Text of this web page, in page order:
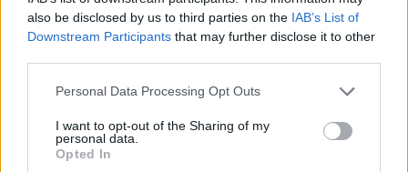
also be disclosed by us to third parties on the IAB’s List of
Downstream Participants that may further disclose it to other
Please note that this website/app uses one or more Google
not limited to your visit or usage behaviour. You may click to
grant or deny consent to Google and its third-party tags to
use your data for below specified purposes in below Google
Personal Data Processing Opt Outs
I want to opt-out of the Sharing of my
personal data.
Opted In